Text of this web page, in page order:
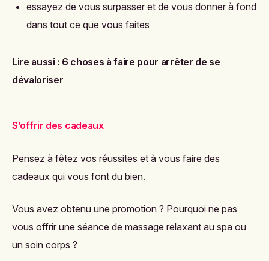
essayez de vous surpasser et de vous donner à fond
dans tout ce que vous faites
Lire aussi : 6 choses à faire pour arrêter de se
dévaloriser
S’offrir des cadeaux
Pensez à fêtez vos réussites et à vous faire des
cadeaux qui vous font du bien.
Vous avez obtenu une promotion ? Pourquoi ne pas
vous offrir une séance de massage relaxant au spa ou
un soin corps ?